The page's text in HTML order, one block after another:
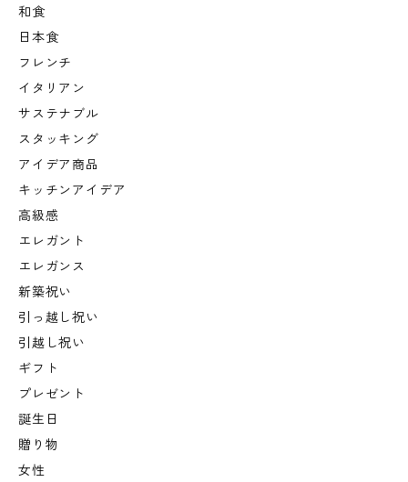
和食
日本食
フレンチ
イタリアン
サステナブル
スタッキング
アイデア商品
キッチンアイデア
高級感
エレガント
エレガンス
新築祝い
引っ越し祝い
引越し祝い
ギフト
プレゼント
誕生日
贈り物
女性